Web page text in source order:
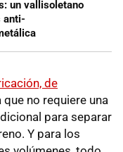
un vallisoletano
anti-
de
que no requiere una
para separar
Y para los